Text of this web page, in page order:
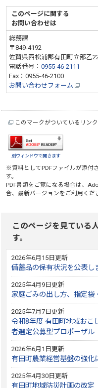
このページに関する
お問い合わせは
総務課
〒849-4192
佐賀県西松浦郡有田町立部乙
電話番号：0955-46-2111
Fax：0955-46-2100
お問い合わせフォーム
このマークがついているリン
別ウィンドウで開きます
※資料としてPDFファイルが添付
す。
PDF書類をご覧になる場合は、
合、最新バージョンをご利用くだ
このページを見ている
す。
2026年6月15日更新
備蓄品の保有状況を公表し
2025年4月9日更新
家庭ごみの出し方、指定袋
2025年7月7日更新
令和8年度 有田町地域おこ
者選定公募型プロポーザル
2026年6月1日更新
有田町農業経営基盤の強化
2025年4月30日更新
有田町地域防災計画の改定